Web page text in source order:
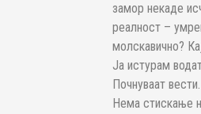
замор некаде
реалност –
молскавично?
Ја истурам
Почнуваат
Нема стискање